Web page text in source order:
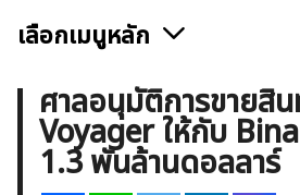
ค้นหา
สำหรับ:
เลือกเมนูหลัก
ข่าวฟอเร็กซ์และสกุลเงิน คริปโตเคอร์เ
บทวิเคราะห์
เศรษฐกิจทั่วไป ดัชนี-หุ้น
สินค้าโภคภัณฑ์
โบรกเกอร์ FX
โปร
ศาลอนุมัติการขายสิ
Voyager ให้กับ
1.3 พันล้านดอลลาร์